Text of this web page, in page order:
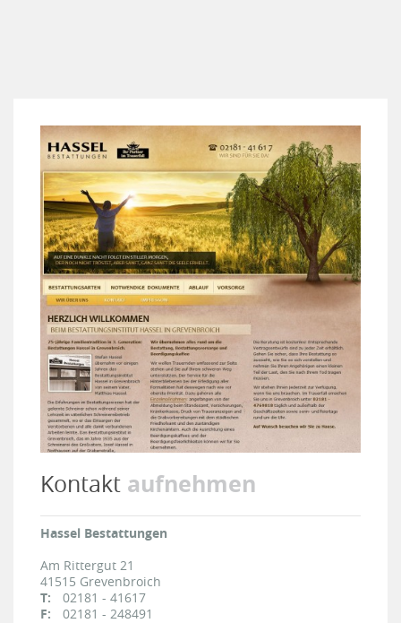
Kontakt aufnehmen
Hassel Bestattungen
Am Rittergut 21
41515 Grevenbroich
T:
02181 - 41617
F:
02181 - 248491